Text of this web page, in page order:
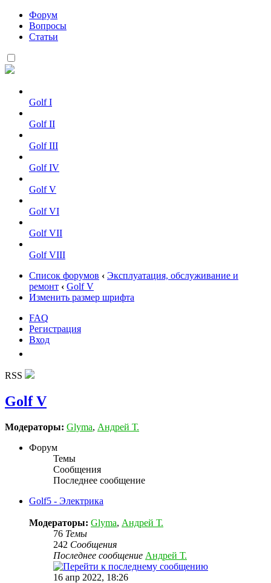
Форум
Вопросы
Статьи
Golf I
Golf II
Golf III
Golf IV
Golf V
Golf VI
Golf VII
Golf VIII
Список форумов ‹ Эксплуатация, обслуживание и
ремонт ‹ Golf V
Изменить размер шрифта
FAQ
Регистрация
Вход
RSS
Golf V
Модераторы: Glyma, Андрей Т.
Форум
Темы
Сообщения
Последнее сообщение
Golf5 - Электрика
Модераторы: Glyma, Андрей Т.
76 Темы
242 Сообщения
Последнее сообщение Андрей Т.
16 апр 2022, 18:26